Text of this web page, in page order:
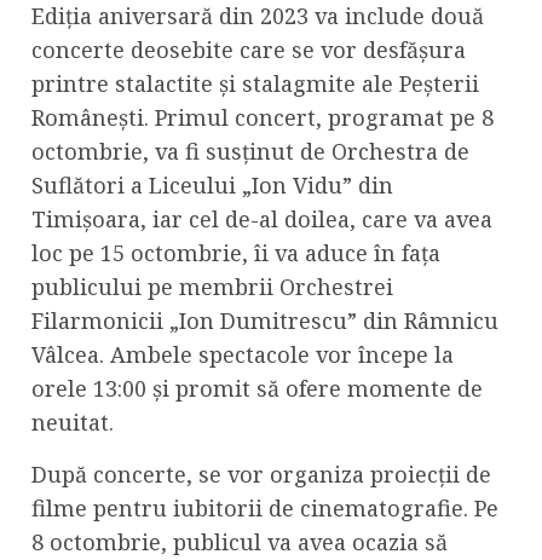
Ediția aniversară din 2023 va include două
concerte deosebite care se vor desfășura
printre stalactite și stalagmite ale Peșterii
Românești. Primul concert, programat pe 8
octombrie, va fi susținut de Orchestra de
Suflători a Liceului „Ion Vidu” din
Timișoara, iar cel de-al doilea, care va avea
loc pe 15 octombrie, îi va aduce în fața
publicului pe membrii Orchestrei
Filarmonicii „Ion Dumitrescu” din Râmnicu
Vâlcea. Ambele spectacole vor începe la
orele 13:00 și promit să ofere momente de
neuitat.
După concerte, se vor organiza proiecții de
filme pentru iubitorii de cinematografie. Pe
8 octombrie, publicul va avea ocazia să